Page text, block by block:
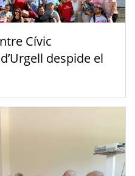
Cívic
despide el